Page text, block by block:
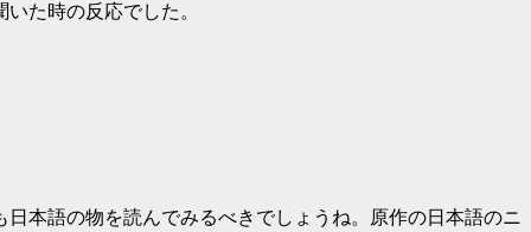
た時の反応でした。
本語の物を読んでみるべきでしょうね。原作の日本語のニ